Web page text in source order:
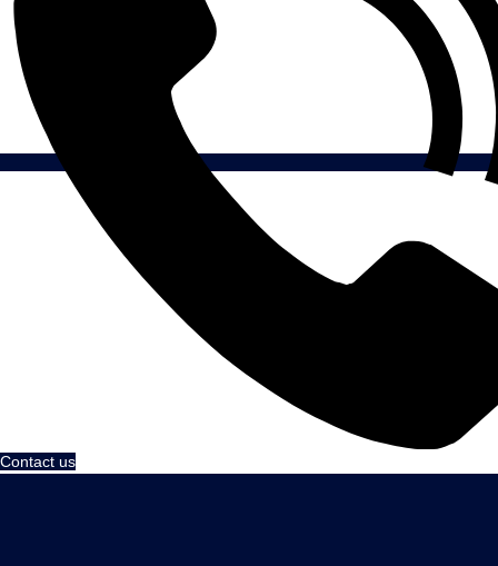
Contact us